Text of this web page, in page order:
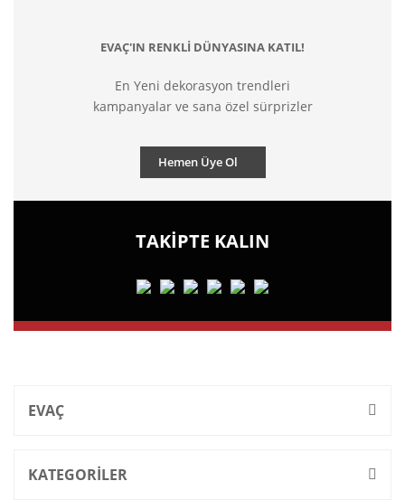
EVAÇ'IN RENKLİ DÜNYASINA KATIL!
En Yeni dekorasyon trendleri
kampanyalar ve sana özel sürprizler
Hemen Üye Ol
TAKİPTE KALIN
EVAÇ
KATEGORİLER